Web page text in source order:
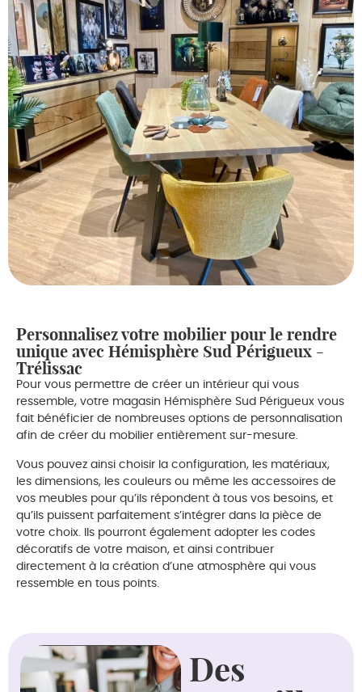
Personnalisez votre mobilier pour le rendre
unique avec Hémisphère Sud Périgueux -
Trélissac
Pour vous permettre de créer un intérieur qui vous
ressemble, votre magasin Hémisphère Sud Périgueux vous
fait bénéficier de nombreuses options de personnalisation
afin de créer du mobilier entièrement sur-mesure.
Vous pouvez ainsi choisir la configuration, les matériaux,
les dimensions, les couleurs ou même les accessoires de
vos meubles pour qu’ils répondent à tous vos besoins, et
qu’ils puissent parfaitement s’intégrer dans la pièce de
votre choix. Ils pourront également adopter les codes
décoratifs de votre maison, et ainsi contribuer
directement à la création d’une atmosphère qui vous
ressemble en tous points.
Des